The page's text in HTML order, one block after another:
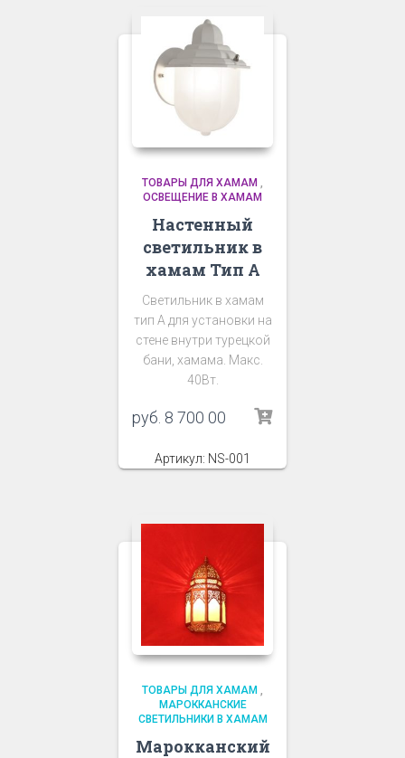
ТОВАРЫ ДЛЯ ХАМАМ ,
ОСВЕЩЕНИЕ В ХАМАМ
Настенный
светильник в
хамам Тип А
Светильник в хамам
тип А для установки на
стене внутри турецкой
бани, хамама. Макс.
40Вт.
руб. 8 700 00
Артикул: NS-001
ТОВАРЫ ДЛЯ ХАМАМ ,
МАРОККАНСКИЕ
СВЕТИЛЬНИКИ В ХАМАМ
Марокканский